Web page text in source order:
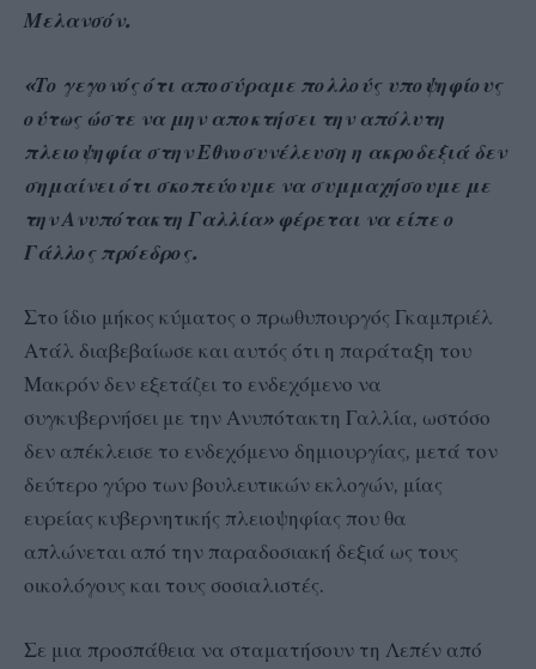
Μελανσόν.
«Το γεγονός ότι αποσύραμε πολλούς υποψηφίους
ούτως ώστε να μην αποκτήσει την απόλυτη
πλειοψηφία στην Εθνοσυνέλευση η ακροδεξιά δεν
σημαίνει ότι σκοπεύουμε να συμμαχήσουμε με
την Ανυπότακτη Γαλλία» φέρεται να είπε ο
Γάλλος πρόεδρος.
Στο ίδιο μήκος κύματος ο πρωθυπουργός Γκαμπριέλ
Ατάλ διαβεβαίωσε και αυτός ότι η παράταξη του
Μακρόν δεν εξετάζει το ενδεχόμενο να
συγκυβερνήσει με την Ανυπότακτη Γαλλία, ωστόσο
δεν απέκλεισε το ενδεχόμενο δημιουργίας, μετά τον
δεύτερο γύρο των βουλευτικών εκλογών, μίας
ευρείας κυβερνητικής πλειοψηφίας που θα
απλώνεται από την παραδοσιακή δεξιά ως τους
οικολόγους και τους σοσιαλιστές.
Σε μια προσπάθεια να σταματήσουν τη Λεπέν από